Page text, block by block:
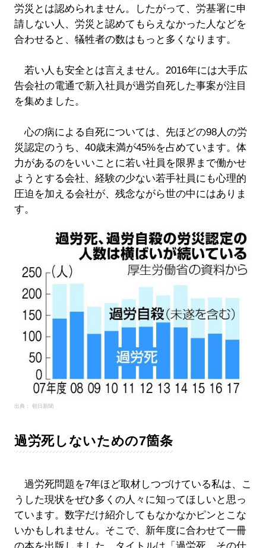
労災とは認められません。したがって、労基署に申
請しない人、労災と認めてもらえなかった人などを
合わせると、犠牲者の数はもっと多くなります。
若い人も安全とは言えません。2016年には大手広
告会社の電通で新入社員が過労自死した事案が注目
を集めました。
心の病による自死については、先ほどの98人の労
災認定のうち、40歳未満が45%を占めています。体
力があるのをいいことに若い社員を限界まで働かせ
ようとする会社、経験の少ない若手社員にも心理的
圧迫を加える会社が、残念ながら世の中にはありま
す。
出典： 朝日新聞
過労死しないための7箇条
過労死問題を7年ほど取材しつづけている私は、こ
うした現状をぜひ多くの人々に知ってほしいと思っ
ています。数字だけ紹介してもなかなかピンとこな
いかもしれません。そこで、新年度に合わせて一冊
の本を出版しました。タイトルは「過労死 その仕